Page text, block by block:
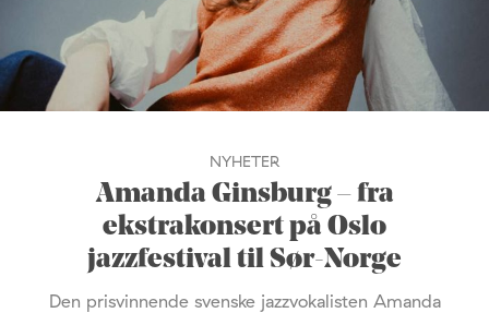
NYHETER
Amanda Ginsburg – fra
ekstrakonsert på Oslo
jazzfestival til Sør-Norge
Den prisvinnende svenske jazzvokalisten Amanda